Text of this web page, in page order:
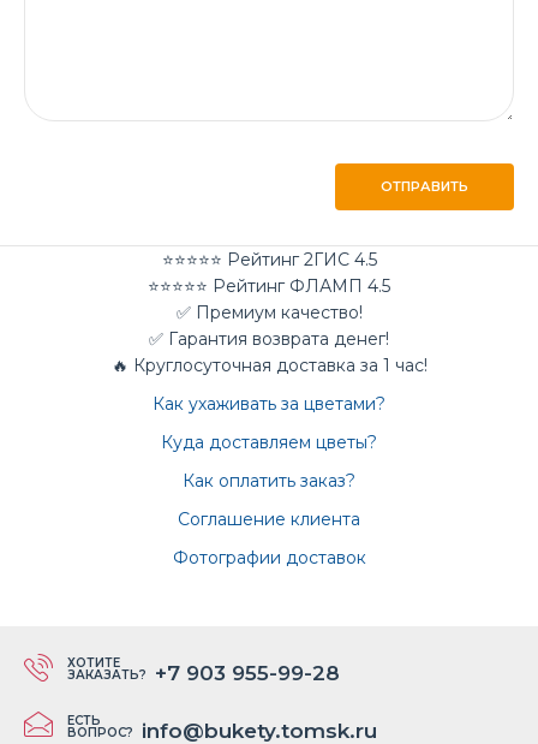
ОТПРАВИТЬ
⭐⭐⭐⭐⭐ Рейтинг 2ГИС 4.5
⭐⭐⭐⭐⭐ Рейтинг ФЛАМП 4.5
✅ Премиум качество!
✅ Гарантия возврата денег!
🔥 Круглосуточная доставка за 1 час!
Как ухаживать за цветами?
Куда доставляем цветы?
Как оплатить заказ?
Соглашение клиента
Фотографии доставок
ХОТИТЕ
ЗАКАЗАТЬ? +7 903 955-99-28
ЕСТЬ
ВОПРОС? info@bukety.tomsk.ru